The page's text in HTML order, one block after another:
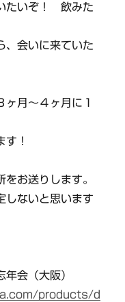
たいぞ！ 飲みた
、会いに来ていた
月～４ヶ月に１
！
お送りします。
しないと思います
会（大阪）
products/d